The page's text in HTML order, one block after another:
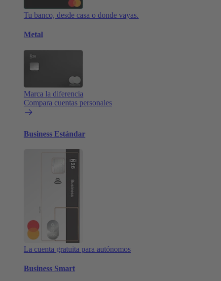
Tu banco, desde casa o donde vayas.
Metal
Marca la diferencia
Compara cuentas personales
Business Estándar
La cuenta gratuita para autónomos
Business Smart